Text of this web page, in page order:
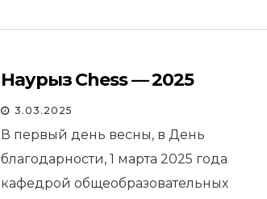
Наурыз Chess — 2025
3.03.2025
В первый день весны, в День
благодарности, 1 марта 2025 года
кафедрой общеобразовательных